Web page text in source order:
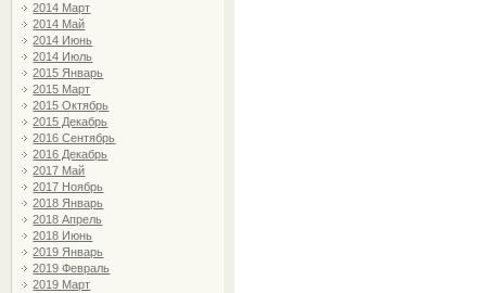
2014 Март
2014 Май
2014 Июнь
2014 Июль
2015 Январь
2015 Март
2015 Октябрь
2015 Декабрь
2016 Сентябрь
2016 Декабрь
2017 Май
2017 Ноябрь
2018 Январь
2018 Апрель
2018 Июнь
2019 Январь
2019 Февраль
2019 Март